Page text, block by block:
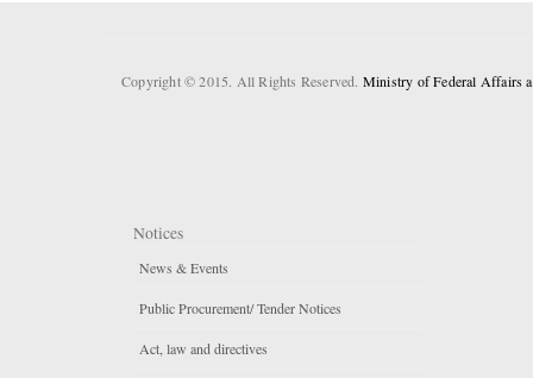
Copyright © 2015. All Rights Reserved. Ministry of Federal Affairs
Notices
News & Events
Public Procurement/ Tender Notices
Act, law and directives